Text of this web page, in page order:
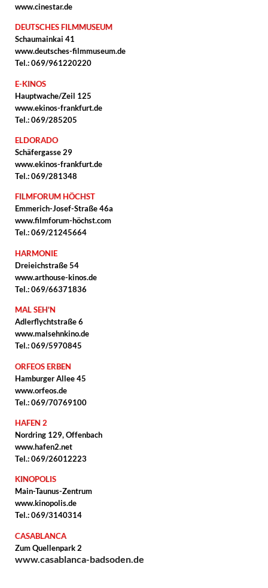
www.cinestar.de
DEUTSCHES FILMMUSEUM
Schaumainkai 41
www.deutsches-filmmuseum.de
Tel.: 069/961220220
E-KINOS
Hauptwache/Zeil 125
www.ekinos-frankfurt.de
Tel.: 069/285205
ELDORADO
Schäfergasse 29
www.ekinos-frankfurt.de
Tel.: 069/281348
FILMFORUM HÖCHST
Emmerich-Josef-Straße 46a
www.filmforum-höchst.com
Tel.: 069/21245664
HARMONIE
Dreieichstraße 54
www.arthouse-kinos.de
Tel.: 069/66371836
MAL SEH'N
Adlerflychtstraße 6
www.malsehnkino.de
Tel.: 069/5970845
ORFEOS ERBEN
Hamburger Allee 45
www.orfeos.de
Tel.: 069/70769100
HAFEN 2
Nordring 129, Offenbach
www.hafen2.net
Tel.: 069/26012223
KINOPOLIS
Main-Taunus-Zentrum
www.kinopolis.de
Tel.: 069/3140314
CASABLANCA
Zum Quellenpark 2
www.casablanca-badsoden.de